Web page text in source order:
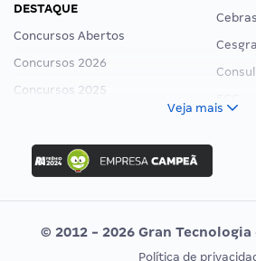
DESTAQUE
Concursos Abertos
Concursos 2026
Concursos 2025
Concurso Ibama
Concurso MPU
Editais publicados
Veja mais
© 2012 - 2026 Gran Tecnologia
Política de